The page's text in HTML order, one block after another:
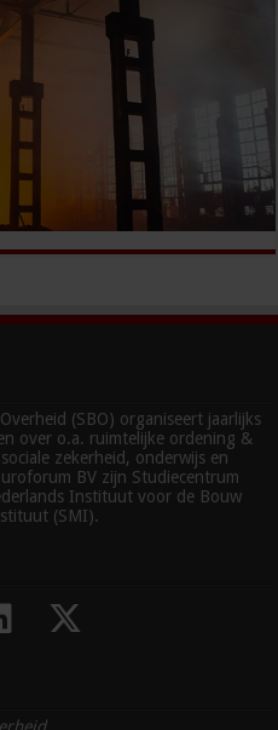
(SBO) organiseert jaarlijks
over o.a. ruimtelijke ordening &
zekerheid, onderwijs en
BV zijn Studiecentrum
Instituut voor de Bouw
(SMI).